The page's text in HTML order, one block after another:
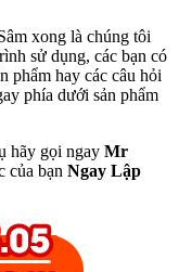
xong là chúng tôi
sử dụng, các bạn có
phẩm hay các câu hỏi
phía dưới sản phẩm
hãy gọi ngay Mr
của bạn Ngay Lập